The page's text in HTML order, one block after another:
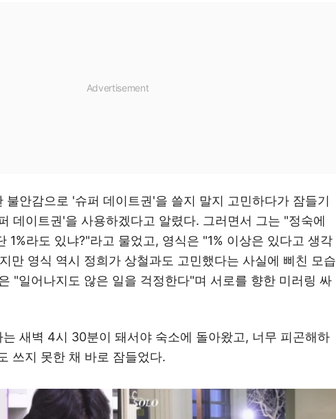
불안감으로 '슈퍼 데이트권'을 쓸지 말지 고민하다가 잠들기
데이트권'을 사용하겠다고 알렸다. 그러면서 그는 "정숙에
1%라도 있냐?"라고 물었고, 영식은 "1% 이상은 있다고 생각
만 영식 역시 정희가 상철과도 고민했다는 사실에 삐친 모습
"일어나지도 않은 일을 걱정한다"며 서로를 향한 미러링 싸
새벽 4시 30분이 돼서야 숙소에 돌아왔고, 너무 피곤해하
쓰지 못한 채 바로 잠들었다.